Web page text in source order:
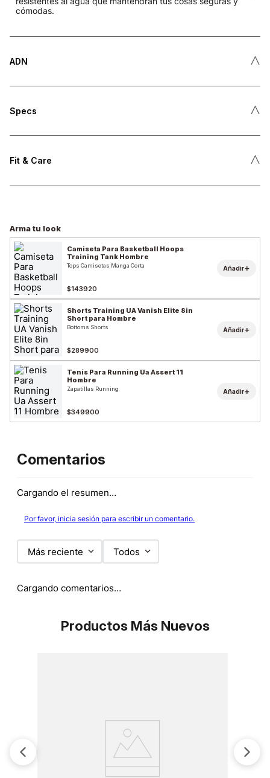
cómodas.
ADN ˄
Specs ˄
Fit & Care ˄
Arma tu look
Camiseta Para Basketball Hoops
Training Tank Hombre
Tops Camisetas Manga Corta
$143920
Añadir+
Shorts Training UA Vanish Elite 8in
Short para Hombre
Bottoms Shorts
$289900
Añadir+
Tenis Para Running Ua Assert 11
Hombre
Zapatillas Running
$349900
Añadir+
Comentarios
Cargando el resumen…
Por favor, inicia sesión para escribir un comentario.
Más reciente Todos
Cargando comentarios…
Productos Más Nuevos